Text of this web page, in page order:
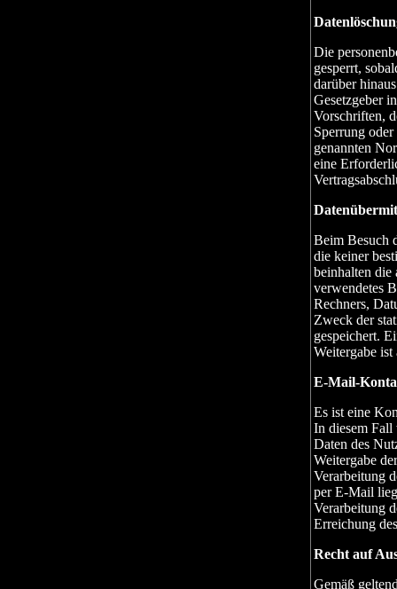
Die
gesperrt,
darüber
Gesetzgeber
Vorschriften,
Sperrung
genannten
eine
Beim Besuch
die keiner
beinhalten
verwendetes
Rechners,
Zweck der
gespeichert.
Weitergabe
E-Mail-
Es ist eine
In diesem Fall
Daten des
Weitergabe
Verarbeitung
per E-Mail
Verarbeitung
Erreichung
Recht auf
Gemäß